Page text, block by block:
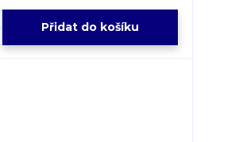
Přidat do košíku